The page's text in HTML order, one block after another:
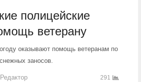
полицейские
ветерану
оказывают помощь ветеранам по
заносов.
Author
Редактор 291